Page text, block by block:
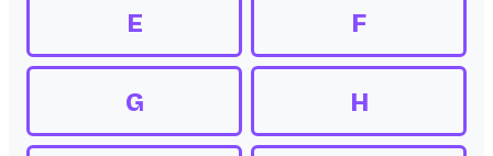
E F
G H